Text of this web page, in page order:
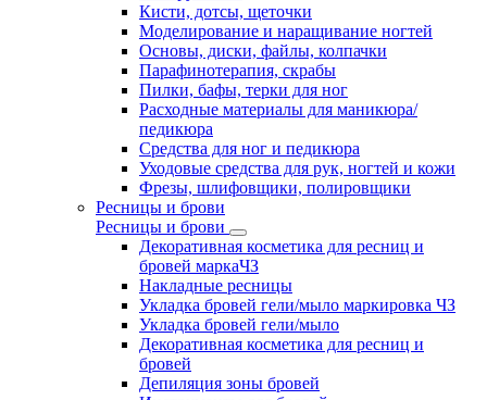
Кисти, дотсы, щеточки
Моделирование и наращивание ногтей
Основы, диски, файлы, колпачки
Парафинотерапия, скрабы
Пилки, бафы, терки для ног
Расходные материалы для маникюра/
педикюра
Средства для ног и педикюра
Уходовые средства для рук, ногтей и кожи
Фрезы, шлифовщики, полировщики
Ресницы и брови
Ресницы и брови
Декоративная косметика для ресниц и
бровей маркаЧЗ
Накладные ресницы
Укладка бровей гели/мыло маркировка ЧЗ
Укладка бровей гели/мыло
Декоративная косметика для ресниц и
бровей
Депиляция зоны бровей